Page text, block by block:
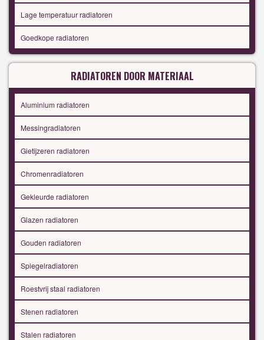
Lage temperatuur radiatoren
Goedkope radiatoren
RADIATOREN DOOR MATERIAAL
Aluminium radiatoren
Messingradiatoren
Gietijzeren radiatoren
Chromenradiatoren
Gekleurde radiatoren
Glazen radiatoren
Gouden radiatoren
Spiegelradiatoren
Roestvrij staal radiatoren
Stenen radiatoren
Stalen radiatoren